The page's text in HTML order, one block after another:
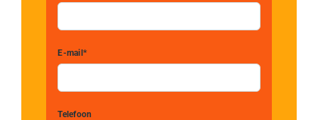
E-mail*
Telefoon